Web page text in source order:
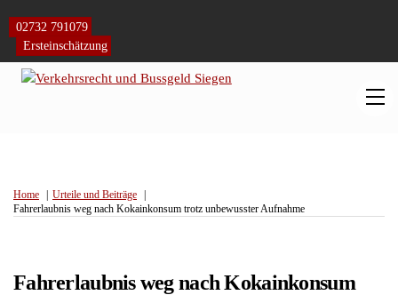
content
02732 791079
Ersteinschätzung
Home
Urteile und Beiträge
Fahrerlaubnis weg nach Kokainkonsum trotz unbewusster Aufnahme
Fahrerlaubnis weg nach Kokainkonsum